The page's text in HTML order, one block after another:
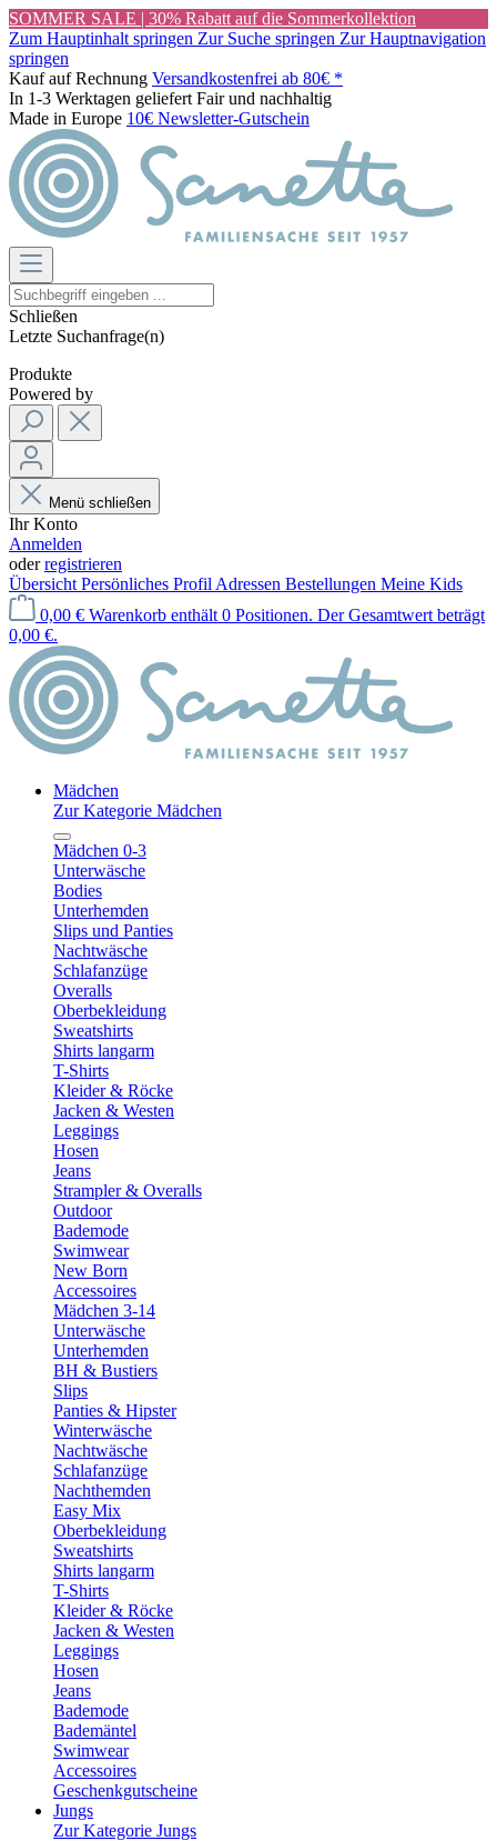
SOMMER SALE | 30% Rabatt auf die Sommerkollektion
Zum Hauptinhalt springen Zur Suche springen Zur Hauptnavigation
springen
Kauf auf Rechnung Versandkostenfrei ab 80€ *
In 1-3 Werktagen geliefert Fair und nachhaltig
Made in Europe 10€ Newsletter-Gutschein
Schließen
Letzte Suchanfrage(n)
Produkte
Powered by
Menü schließen
Ihr Konto
Anmelden
oderregistrieren
Übersicht Persönliches Profil Adressen Bestellungen Meine Kids
0,00 € Warenkorb enthält 0 Positionen. Der Gesamtwert beträgt
0,00 €.
Mädchen
Zur Kategorie Mädchen
Mädchen 0-3
Unterwäsche
Bodies
Unterhemden
Slips und Panties
Nachtwäsche
Schlafanzüge
Overalls
Oberbekleidung
Sweatshirts
Shirts langarm
T-Shirts
Kleider & Röcke
Jacken & Westen
Leggings
Hosen
Jeans
Strampler & Overalls
Outdoor
Bademode
Swimwear
New Born
Accessoires
Mädchen 3-14
Unterwäsche
Unterhemden
BH & Bustiers
Slips
Panties & Hipster
Winterwäsche
Nachtwäsche
Schlafanzüge
Nachthemden
Easy Mix
Oberbekleidung
Sweatshirts
Shirts langarm
T-Shirts
Kleider & Röcke
Jacken & Westen
Leggings
Hosen
Jeans
Bademode
Bademäntel
Swimwear
Accessoires
Geschenkgutscheine
Jungs
Zur Kategorie Jungs